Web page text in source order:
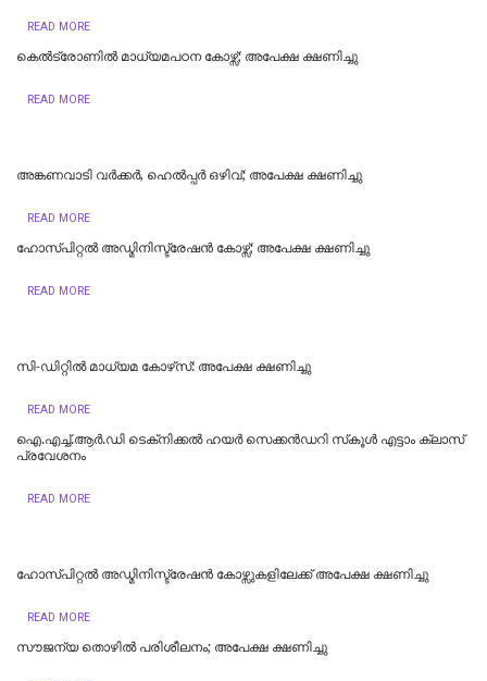
READ MORE
കെല്‍ട്രോണില്‍ മാധ്യമപഠന കോഴ്സ്; അപേക്ഷ ക്ഷണിച്ചു
READ MORE
അങ്കണവാടി വര്‍ക്കര്‍, ഹെല്‍പ്പര്‍ ഒഴിവ്; അപേക്ഷ ക്ഷണിച്ചു
READ MORE
ഹോസ്പിറ്റൽ അഡ്മിനിസ്ട്രേഷൻ കോഴ്സ്; അപേക്ഷ ക്ഷണിച്ചു
READ MORE
സി-ഡിറ്റില്‍ മാധ്യമ കോഴ്‌സ്: അപേക്ഷ ക്ഷണിച്ചു
READ MORE
​ഐ.എച്ച്.ആർ.ഡി ടെക്‌നിക്കൽ ഹയർ സെക്കൻഡറി സ്‌കൂൾ എട്ടാം ക്ലാസ്
പ്രവേശനം
READ MORE
ഹോസ്പിറ്റൽ അഡ്മിനിസ്ട്രേഷൻ കോഴ്സുകളിലേക്ക് അപേക്ഷ ക്ഷണിച്ചു
READ MORE
സൗജന്യ തൊഴിൽ പരിശീലനം; അപേക്ഷ ക്ഷണിച്ചു